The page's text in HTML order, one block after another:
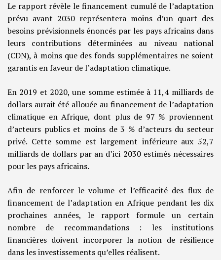
Le rapport révèle le financement cumulé de l’adaptation
prévu avant 2030 représentera moins d’un quart des
besoins prévisionnels énoncés par les pays africains dans
leurs contributions déterminées au niveau national
(CDN), à moins que des fonds supplémentaires ne soient
garantis en faveur de l’adaptation climatique.
En 2019 et 2020, une somme estimée à 11,4 milliards de
dollars aurait été allouée au financement de l’adaptation
climatique en Afrique, dont plus de 97 % proviennent
d’acteurs publics et moins de 3 % d’acteurs du secteur
privé. Cette somme est largement inférieure aux 52,7
milliards de dollars par an d’ici 2030 estimés nécessaires
pour les pays africains.
Afin de renforcer le volume et l’efficacité des flux de
financement de l’adaptation en Afrique pendant les dix
prochaines années, le rapport formule un certain
nombre de recommandations : les institutions
financières doivent incorporer la notion de résilience
dans les investissements qu’elles réalisent.